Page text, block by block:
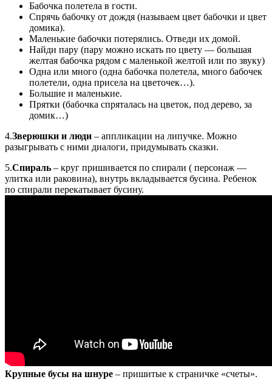
Бабочка полетела в гости.
Спрячь бабочку от дождя (называем цвет бабочки и цвет
домика).
Маленькие бабочки потерялись. Отведи их домой.
Найди пару (пару можно искать по цвету — большая
желтая бабочка рядом с маленькой желтой или по звуку)
Одна или много (одна бабочка полетела, много бабочек
полетели, одна присела на цветочек…).
Большие и маленькие.
Прятки (бабочка спряталась на цветок, под дерево, за
домик…)
4.Зверюшки и люди – аппликации на липучке. Можно
разыгрывать с ними диалоги, придумывать сказки.
5.Спираль – круг пришивается по спирали ( персонаж —
улитка или раковина), внутрь вкладывается бусина. Ребенок
по спирали перекатывает бусину.
Крупные бусы на шнуре – пришитые к страничке «счеты».